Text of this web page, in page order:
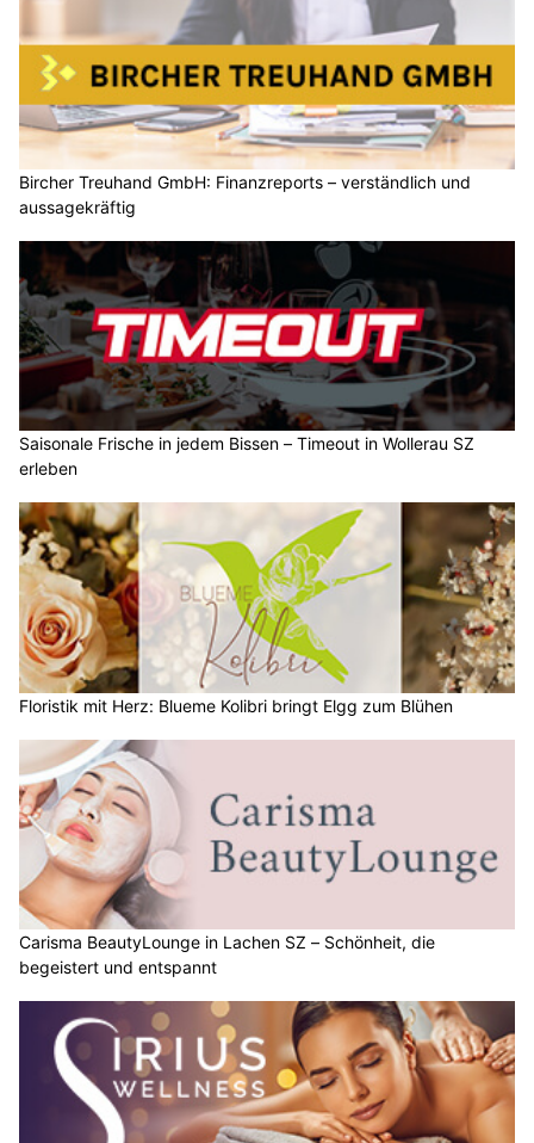
Bircher Treuhand GmbH: Finanzreports – verständlich und
aussagekräftig
Saisonale Frische in jedem Bissen – Timeout in Wollerau SZ
erleben
Floristik mit Herz: Blueme Kolibri bringt Elgg zum Blühen
Carisma BeautyLounge in Lachen SZ – Schönheit, die
begeistert und entspannt